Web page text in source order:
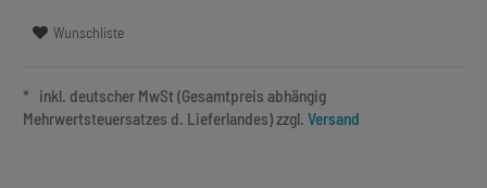
Wunschliste
* inkl. deutscher MwSt (Gesamtpreis abhängig
Mehrwertsteuersatzes d. Lieferlandes) zzgl. Versand